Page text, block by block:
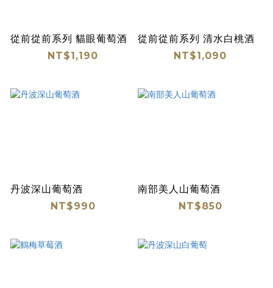
從前從前系列 貓眼葡萄酒
NT$1,190
從前從前系列 清水白桃酒
NT$1,090
丹波深山葡萄酒
NT$990
南部美人山葡萄酒
NT$850